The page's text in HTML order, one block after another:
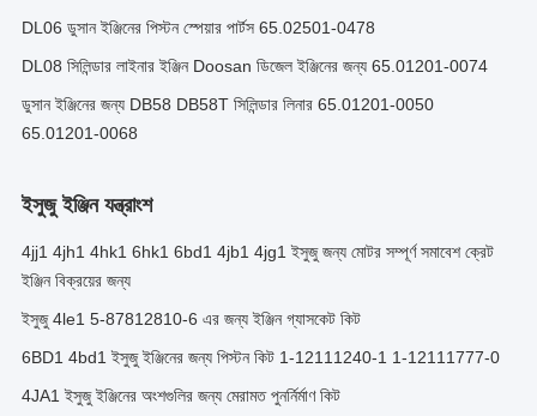
DL06 ডুসান ইঞ্জিনের পিস্টন স্পেয়ার পার্টস 65.02501-0478
DL08 সিলিন্ডার লাইনার ইঞ্জিন Doosan ডিজেল ইঞ্জিনের জন্য 65.01201-0074
ডুসান ইঞ্জিনের জন্য DB58 DB58T সিলিন্ডার লিনার 65.01201-0050
65.01201-0068
ইসুজু ইঞ্জিন যন্ত্রাংশ
4jj1 4jh1 4hk1 6hk1 6bd1 4jb1 4jg1 ইসুজু জন্য মোটর সম্পূর্ণ সমাবেশ ক্রেট
ইঞ্জিন বিক্রয়ের জন্য
ইসুজু 4le1 5-87812810-6 এর জন্য ইঞ্জিন গ্যাসকেট কিট
6BD1 4bd1 ইসুজু ইঞ্জিনের জন্য পিস্টন কিট 1-12111240-1 1-12111777-0
4JA1 ইসুজু ইঞ্জিনের অংশগুলির জন্য মেরামত পুনর্নির্মাণ কিট